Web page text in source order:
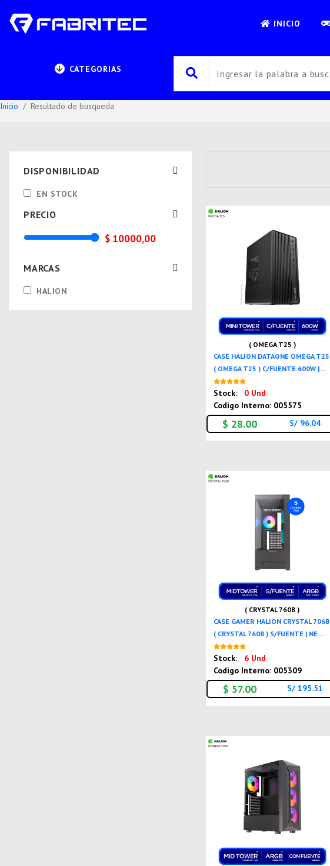
INICIO
CATEGORIAS
Inicio Resultado de busqueda
DISPONIBILIDAD
EN STOCK
PRECIO
$ 10000,00
MARCAS
HALION
( OMEGA T25 )
CASE HALION DATAONE OMEGA T25
( OMEGA T25 ) C/FUENTE 600W | ...
Stock:
0 Und
Codigo Interno: 005575
$ 28.00 S/ 96.04
( CRYSTAL 760B )
CASE GAMER HALION CRYSTAL 706B
( CRYSTAL 760B ) S/FUENTE | NE ...
Stock:
6 Und
Codigo Interno: 005309
$ 57.00 S/ 195.51